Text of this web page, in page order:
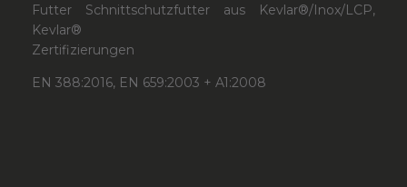
Futter Schnittschutzfutter aus Kevlar®/Inox/LCP,
Kevlar®
Zertifizierungen
EN 388:2016, EN 659:2003 + A1:2008